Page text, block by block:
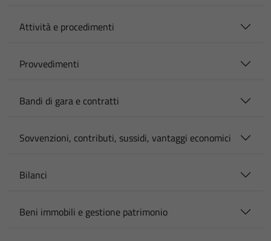
Attività e procedimenti
Provvedimenti
Bandi di gara e contratti
Sovvenzioni, contributi, sussidi, vantaggi economici
Bilanci
Beni immobili e gestione patrimonio